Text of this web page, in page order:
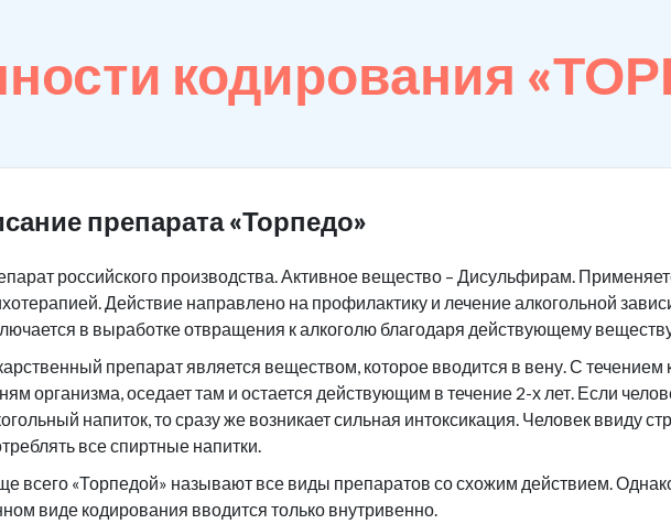
кодирования
препарата «Торпедо»
российского производства. Активное вещество – Дисульфирам.
Действие направлено на профилактику и лечение алкогольной
в выработке отвращения к алкоголю благодаря действующему
препарат является веществом, которое вводится в вену. С течением
организма, оседает там и остается действующим в течение 2-х лет. Если
напиток, то сразу же возникает сильная интоксикация. Человек ввиду
все спиртные напитки.
всего «Торпедой» называют все виды препаратов со схожим действием.
виде кодирования вводится только внутривенно.